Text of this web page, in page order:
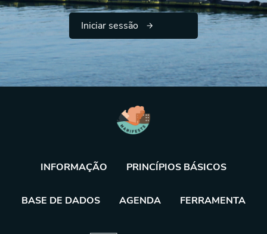
Iniciar sessão
INFORMAÇÃO PRINCÍPIOS BÁSICOS
BASE DE DADOS AGENDA FERRAMENTA